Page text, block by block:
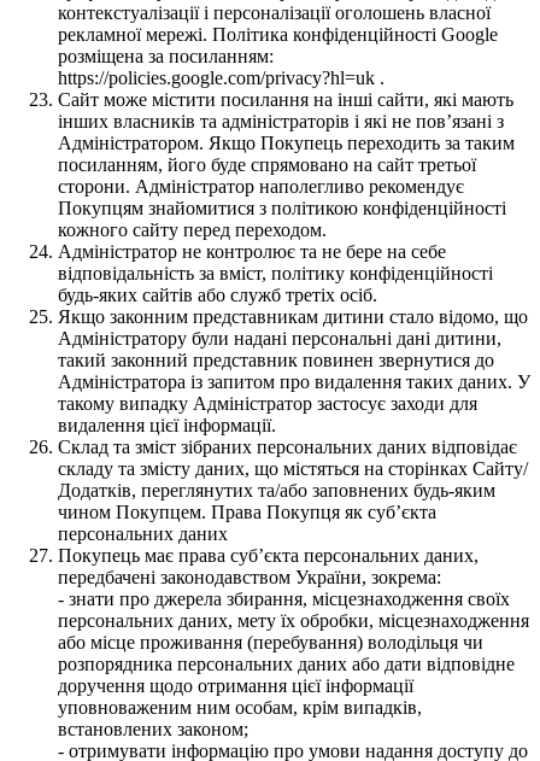
контекстуалізації і персоналізації оголошень власної
рекламної мережі. Політика конфіденційності Google
розміщена за посиланням:
https://policies.google.com/privacy?hl=uk .
Сайт може містити посилання на інші сайти, які мають
інших власників та адміністраторів і які не пов’язані з
Адміністратором. Якщо Покупець переходить за таким
посиланням, його буде спрямовано на сайт третьої
сторони. Адміністратор наполегливо рекомендує
Покупцям знайомитися з політикою конфіденційності
кожного сайту перед переходом.
Адміністратор не контролює та не бере на себе
відповідальність за вміст, політику конфіденційності
будь-яких сайтів або служб третіх осіб.
Якщо законним представникам дитини стало відомо, що
Адміністратору були надані персональні дані дитини,
такий законний представник повинен звернутися до
Адміністратора із запитом про видалення таких даних. У
такому випадку Адміністратор застосує заходи для
видалення цієї інформації.
Склад та зміст зібраних персональних даних відповідає
складу та змісту даних, що містяться на сторінках Сайту/
Додатків, переглянутих та/або заповнених будь-яким
чином Покупцем. Права Покупця як суб’єкта
персональних даних
Покупець має права суб’єкта персональних даних,
передбачені законодавством України, зокрема:
- знати про джерела збирання, місцезнаходження своїх
персональних даних, мету їх обробки, місцезнаходження
або місце проживання (перебування) володільця чи
розпорядника персональних даних або дати відповідне
доручення щодо отримання цієї інформації
уповноваженим ним особам, крім випадків,
встановлених законом;
- отримувати інформацію про умови надання доступу до